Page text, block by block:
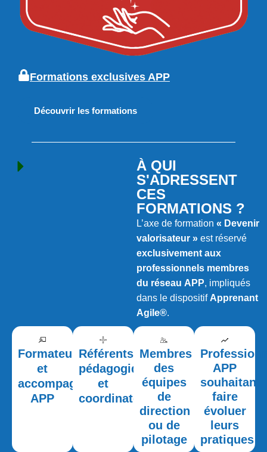
Formations exclusives APP
Découvrir les formations
À QUI
S'ADRESSENT
CES
FORMATIONS ?
L’axe de formation« Devenir
valorisateur » est réservé
exclusivement aux
professionnels membres
du réseau APP, impliqués
dans le dispositif Apprenant
Agile®.
Formateurs
et
accompagnateurs
APP
Référents
pédagogiques
et
coordinateurs
Membres
des
équipes
de
direction
ou de
pilotage
APP
souhaitant
faire
évoluer
leurs
pratiques